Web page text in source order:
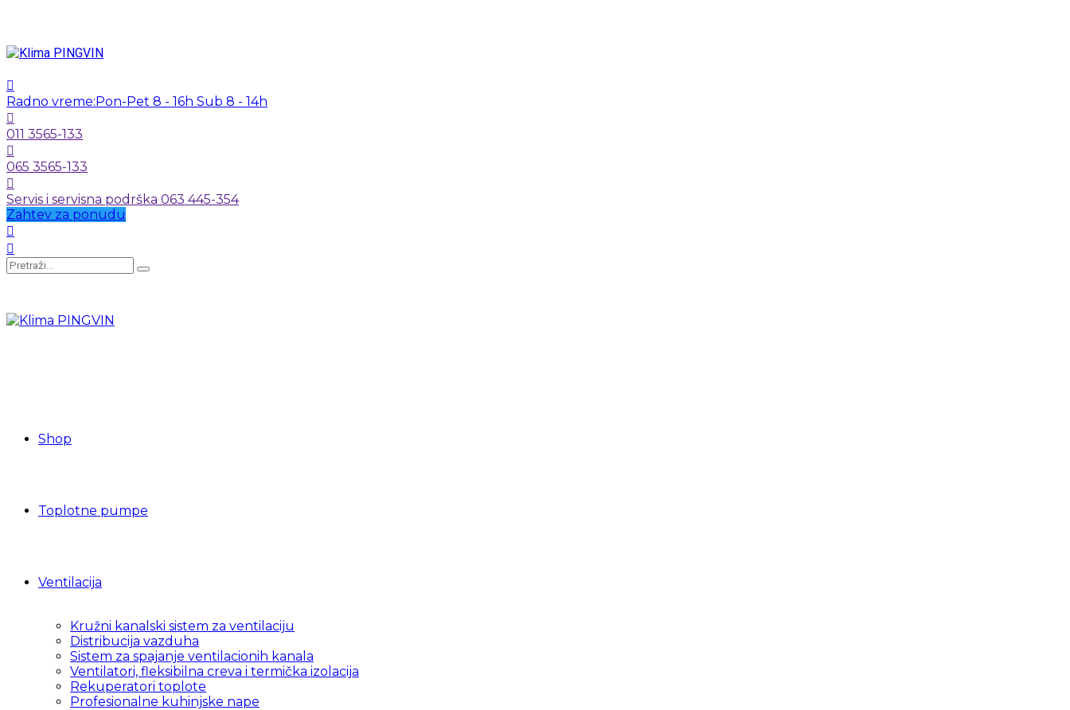
Radno vreme:Pon-Pet 8 - 16h Sub 8 - 14h
011 3565-133
065 3565-133
Servis i servisna podrška 063 445-354
Zahtev za ponudu
Shop
Toplotne pumpe
Ventilacija
Kružni kanalski sistem za ventilaciju
Distribucija vazduha
Sistem za spajanje ventilacionih kanala
Ventilatori, fleksibilna creva i termička izolacija
Rekuperatori toplote
Profesionalne kuhinjske nape